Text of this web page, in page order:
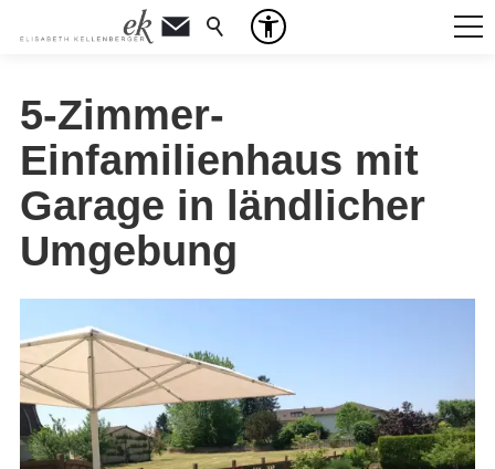
5-Zimmer-
Einfamilienhaus mit
Garage in ländlicher
Umgebung